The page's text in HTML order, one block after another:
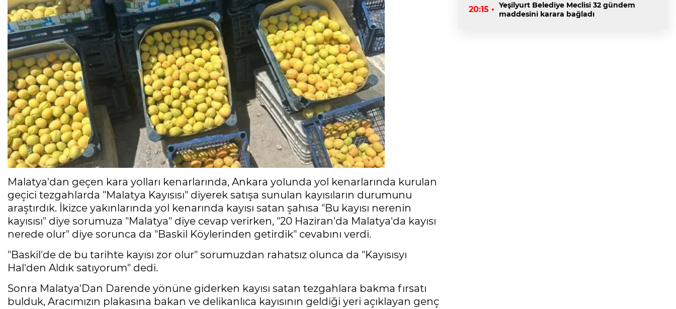
Malatya'dan geçen kara yolları kenarlarında, Ankara yolunda yol kenarlarında kurulan
geçici tezgahlarda "Malatya Kayısısı" diyerek satışa sunulan kayısıların durumunu
araştırdık. İkizce yakınlarında yol kenarında kayısı satan şahısa "Bu kayısı nerenin
kayısısı" diye sorumuza "Malatya" diye cevap verirken, "20 Haziran'da Malatya'da kayısı
nerede olur" diye sorunca da "Baskil Köylerinden getirdik" cevabını verdi.
"Baskil'de de bu tarihte kayısı zor olur" sorumuzdan rahatsız olunca da "Kayısısyı
Hal'den Aldık satıyorum" dedi.
Sonra Malatya'Dan Darende yönüne giderken kayısı satan tezgahlara bakma fırsatı
bulduk, Aracımızın plakasına bakan ve delikanlıca kayısının geldiği yeri açıklayan genç
20:15 • Yeşilyurt Belediye Meclisi 32 gündem
maddesini karara bağladı